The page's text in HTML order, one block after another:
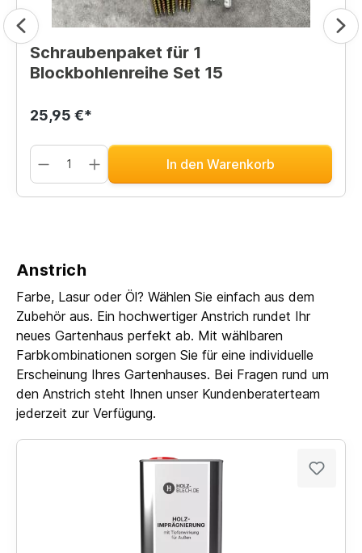
Schraubenpaket für 1
Blockbohlenreihe Set 15
25,95 €*
In den Warenkorb
Anstrich
Farbe, Lasur oder Öl? Wählen Sie einfach aus dem
Zubehör aus. Ein hochwertiger Anstrich rundet Ihr
neues Gartenhaus perfekt ab. Mit wählbaren
Farbkombinationen sorgen Sie für eine individuelle
Erscheinung Ihres Gartenhauses. Bei Fragen rund um
den Anstrich steht Ihnen unser Kundenberaterteam
jederzeit zur Verfügung.